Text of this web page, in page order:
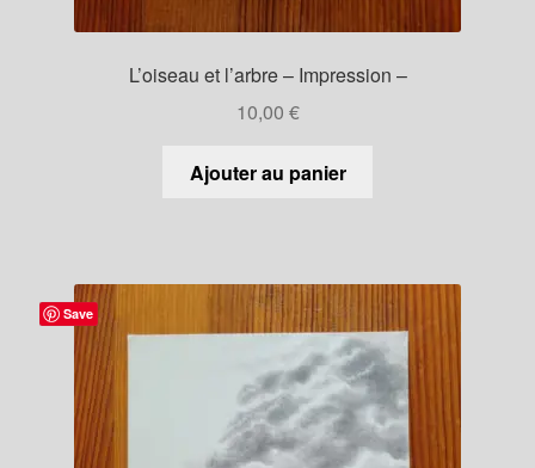
L’oiseau et l’arbre – Impression –
10,00 €
Ajouter au panier
Save